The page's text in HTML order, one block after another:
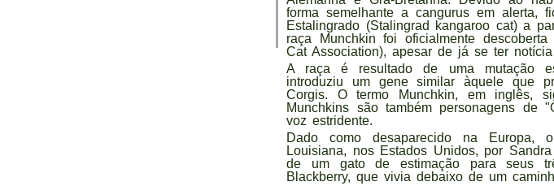
forma semelhante a cangurus em alerta,
Estalingrado (Stalingrad kangaroo cat) a
raça Munchkin foi oficialmente
Cat Association), apesar de já se ter
A raça é resultado de uma mutação
introduziu um gene similar àquele que
Corgis. O termo Munchkin, em inglês,
Munchkins são também personagens
voz estridente.
Dado como desaparecido na Europa,
Louisiana, nos Estados Unidos, por
de um gato de estimação para seus
Blackberry, que vivia debaixo de um